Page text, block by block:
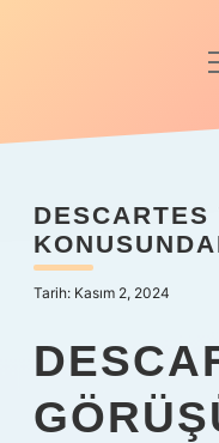
Anasayfa
Yasal Uyarı
Hakkımızda
DESCARTES
Tarih: Kasım 2, 2024